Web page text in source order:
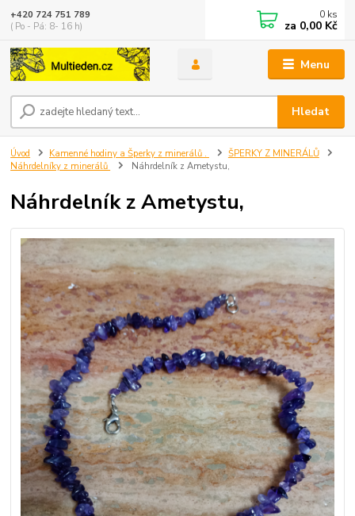
Menu
Hledat
+420 724 751 789
( Po - Pá: 8- 16 h)
0 ks
za 0,00 Kč
Úvod Kamenné hodiny a Šperky z minerálů .
ŠPERKY Z MINERÁLŮ
Náhrdelníky z minerálů
Náhrdelník z Ametystu,
Náhrdelník z Ametystu,